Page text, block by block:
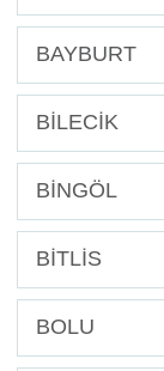
BAYBURT
BİLECİK
BİNGÖL
BİTLİS
BOLU